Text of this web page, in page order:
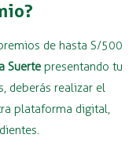
de hasta S/500
Suerte presentando tu
deberás realizar el
plataforma digital,